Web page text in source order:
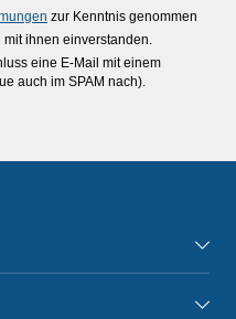
zur Kenntnis genommen
ihnen einverstanden.
eine E-Mail mit einem
auch im SPAM nach).